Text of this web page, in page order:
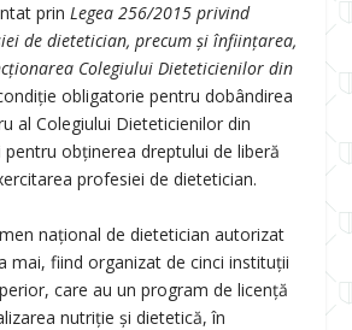
prin Legea 256/2015 privind
de dietetician, precum și înființarea,
Colegiului Dieteticienilor din
obligatorie pentru dobândirea
al Colegiului Dieteticienilor din
pentru obținerea dreptului de liberă
profesiei de dietetician.
național de dietetician autorizat
mai, fiind organizat de cinci instituții
care au un program de licență
nutriție și dietetică, în